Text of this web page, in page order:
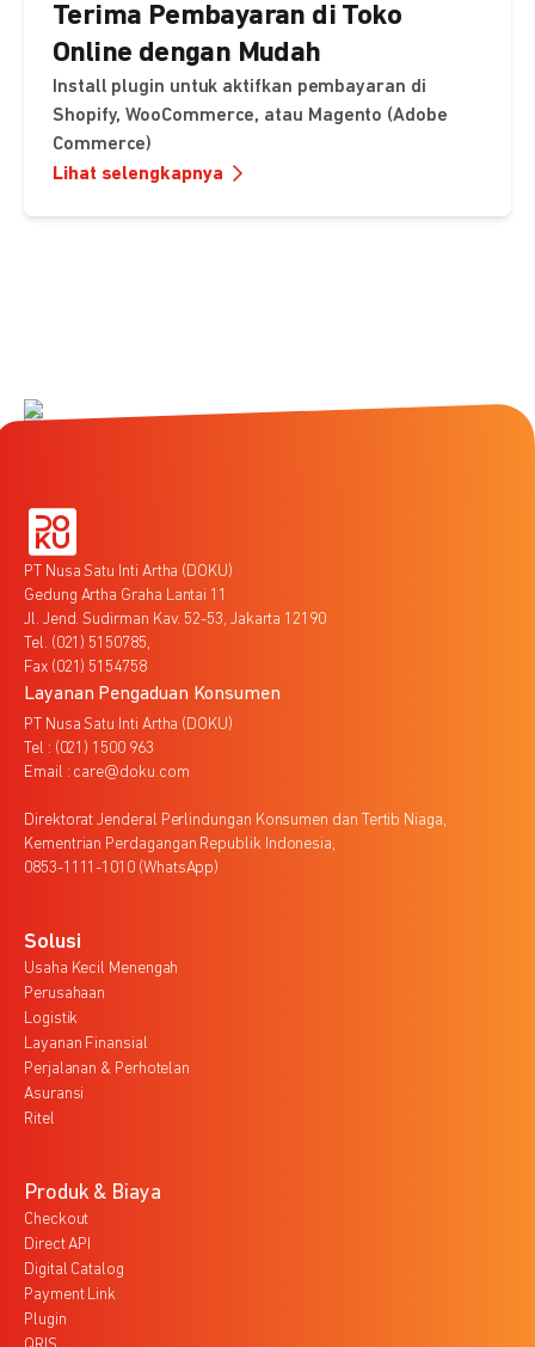
Terima Pembayaran di Toko
Online dengan Mudah
Install plugin untuk aktifkan pembayaran di
Shopify, WooCommerce, atau Magento (Adobe
Commerce)
Lihat selengkapnya
PT Nusa Satu Inti Artha (DOKU)
Gedung Artha Graha Lantai 11
Jl. Jend. Sudirman Kav. 52-53, Jakarta 12190
Tel. (021) 5150785,
Fax (021) 5154758
Layanan Pengaduan Konsumen
PT Nusa Satu Inti Artha (DOKU)
Tel : (021) 1500 963
Email : care@doku.com
Direktorat Jenderal Perlindungan Konsumen dan Tertib Niaga,
Kementrian Perdagangan Republik Indonesia,
0853-1111-1010 (WhatsApp)
Solusi
Usaha Kecil Menengah
Perusahaan
Logistik
Layanan Finansial
Perjalanan & Perhotelan
Asuransi
Ritel
Produk & Biaya
Checkout
Direct API
Digital Catalog
Payment Link
Plugin